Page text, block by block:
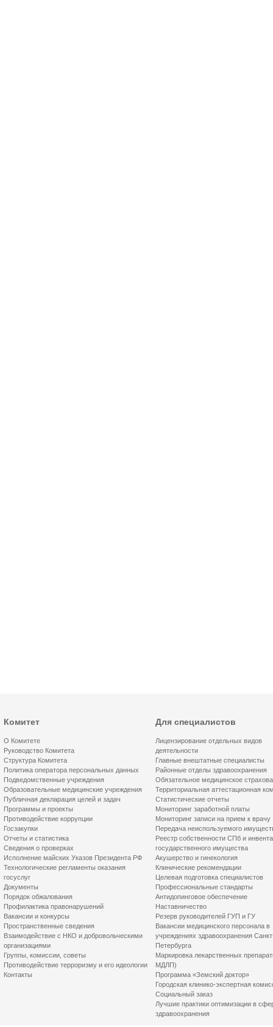
Комитет
О Комитете
Руководство Комитета
Структура Комитета
Политика оператора персональных данных
Подведомственные учреждения
Образовательные медицинские учреждения
Публичная декларация целей и задач
Программы и проекты
Противодействие коррупции
Госзакупки
Отчеты и статистика
Сведения о проверках
Исполнение майских Указов Президента РФ
Технологические регламенты оказания
госуслуг
Документы
Порядок обжалования
Профилактика правонарушений
Вакансии и конкурсы
Пространственные сведения
Взаимодействие с НКО и добровольческими
организациями
Группы, комиссии, советы
Противодействие терроризму и его идеологии
Контакты
Для специалистов
Лицензирование отдельных видов
деятельности
Главные внештатные специалисты
Районные отделы здравоохранения
Обязательное медицинское
Территориальная аттестационная
Статистические отчеты
Мониторинг заработной платы
Мониторинг записи на прием к врачу
Передача неиспользуемого
Реестр собственности СПб и
государственного имущества
Акушерство и гинекология
Клинические рекомендации
Целевая подготовка специалистов
Профессиональные стандарты
Антидопинговое обеспечение
Наставничество
Резерв руководителей ГУП и ГУ
Вакансии медицинского персонала в
учреждениях здравоохранения
Петербурга
Маркировка лекарственных
МДЛП)
Программа «Земский доктор»
Городская клинико-экспертная
Социальный заказ
Лучшие практики оптимизации в
здравоохранения